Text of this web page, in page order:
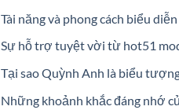
Tài năng và phong cách biểu
Sự hỗ trợ tuyệt vời từ hot51
Tại sao Quỳnh Anh là biểu
Những khoảnh khắc đáng nhớ